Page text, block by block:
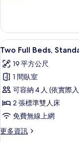
片
Bed,
Standard
的
情
顯
示
Two
Full
Beds,
Standard
的
所
11
Two Full Beds,
19 平方公尺
1 間臥室
可容納 4 人 (依實際
2 張標準雙人床
免費無線上網
更多資訊
更